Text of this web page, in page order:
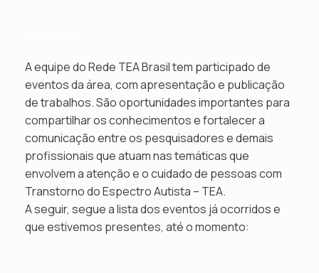
A equipe do Rede TEA Brasil tem participado de
eventos da área, com apresentação e publicação
de trabalhos. São oportunidades importantes para
compartilhar os conhecimentos e fortalecer a
comunicação entre os pesquisadores e demais
profissionais que atuam nas temáticas que
envolvem a atenção e o cuidado de pessoas com
Transtorno do Espectro Autista – TEA.
A seguir, segue a lista dos eventos já ocorridos e
que estivemos presentes, até o momento: